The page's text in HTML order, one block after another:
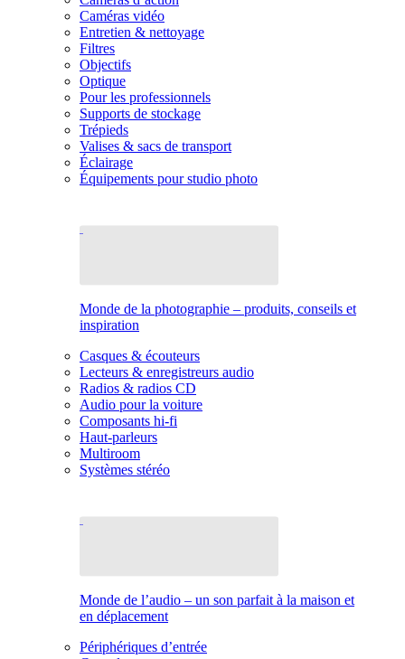
Caméras vidéo
Entretien & nettoyage
Filtres
Objectifs
Optique
Pour les professionnels
Supports de stockage
Trépieds
Valises & sacs de transport
Éclairage
Équipements pour studio photo
Monde de la photographie – produits, conseils et
inspiration
Casques & écouteurs
Lecteurs & enregistreurs audio
Radios & radios CD
Audio pour la voiture
Composants hi-fi
Haut-parleurs
Multiroom
Systèmes stéréo
Monde de l’audio – un son parfait à la maison et
en déplacement
Périphériques d’entrée